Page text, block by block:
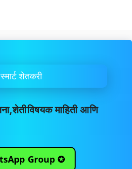
स्मार्ट शेतकरी
माहिती आणि
Group ✪